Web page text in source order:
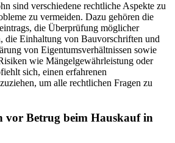
sind verschiedene rechtliche Aspekte zu
zu vermeiden. Dazu gehören die
die Überprüfung möglicher
die Einhaltung von Bauvorschriften und
von Eigentumsverhältnissen sowie
wie Mängelgewährleistung oder
sich, einen erfahrenen
um alle rechtlichen Fragen zu
vor Betrug beim Hauskauf in